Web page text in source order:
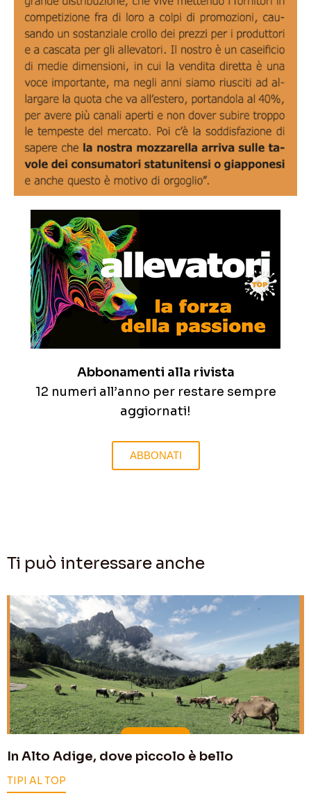
Abbonamenti alla rivista
12 numeri all’anno per restare sempre
aggiornati!
ABBONATI
Ti può interessare anche
In Alto Adige, dove piccolo è bello
TIPI AL TOP